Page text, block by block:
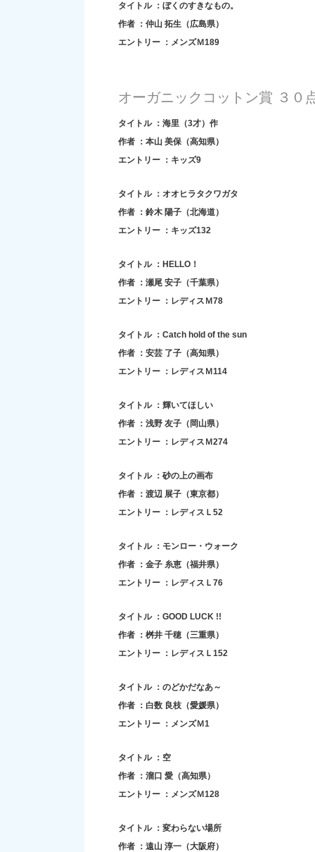
タイトル ：ぼくのすきなもの。
作者 ：仲山 拓生（広島県）
エントリー ：メンズＭ189
オーガニックコットン賞 ３０
タイトル ：海里（3才）作
作者 ：本山 美保（高知県）
エントリー ：キッズ9
タイトル ：オオヒラタクワガタ
作者 ：鈴木 陽子（北海道）
エントリー ：キッズ132
タイトル ：HELLO！
作者 ：瀬尾 安子（千葉県）
エントリー ：レディスＭ78
タイトル ：Catch hold of the sun
作者 ：安芸 了子（高知県）
エントリー ：レディスＭ114
タイトル ：輝いてほしい
作者 ：浅野 友子（岡山県）
エントリー ：レディスＭ274
タイトル ：砂の上の画布
作者 ：渡辺 展子（東京都）
エントリー ：レディスＬ52
タイトル ：モンロー・ウォーク
作者 ：金子 糸恵（福井県）
エントリー ：レディスＬ76
タイトル ：GOOD LUCK !!
作者 ：桝井 千穂（三重県）
エントリー ：レディスＬ152
タイトル ：のどかだなあ～
作者 ：白数 良枝（愛媛県）
エントリー ：メンズＭ1
タイトル ：空
作者 ：溜口 愛（高知県）
エントリー ：メンズＭ128
タイトル ：変わらない場所
作者 ：遠山 淳一（大阪府）